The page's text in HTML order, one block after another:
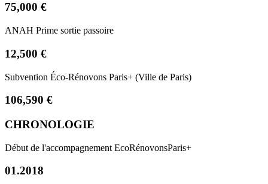
75,000 €
ANAH Prime sortie passoire
12,500 €
Subvention Éco-Rénovons Paris+ (Ville de Paris)
106,590 €
CHRONOLOGIE
Début de l'accompagnement EcoRénovonsParis+
01.2018